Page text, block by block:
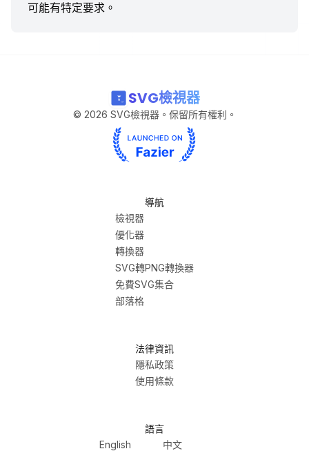
可能有特定要求。
SVG檢視器
© 2026 SVG檢視器。保留所有權利。
導航
檢視器
優化器
轉換器
SVG轉PNG轉換器
免費SVG集合
部落格
法律資訊
隱私政策
使用條款
語言
English
中文